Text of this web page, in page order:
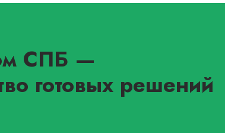
СПБ —
готовых решений